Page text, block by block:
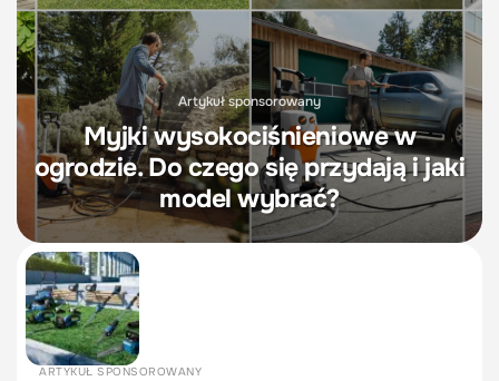
Artykuł sponsorowany
Myjki wysokociśnieniowe w
ogrodzie. Do czego się przydają i jaki
model wybrać?
ARTYKUŁ SPONSOROWANY